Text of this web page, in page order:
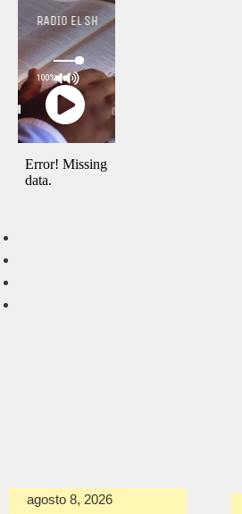
agosto 8, 2026